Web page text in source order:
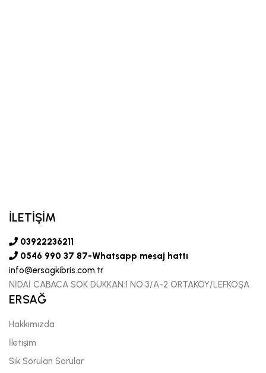
İLETİŞİM
03922236211
0546 990 37 87-Whatsapp mesaj hattı
info@ersagkibris.com.tr
NİDAİ CABACA SOK DÜKKAN:1 NO:3/A-2 ORTAKÖY/LEFKOŞA
ERSAĞ
Hakkımızda
İletişim
Sık Sorulan Sorular